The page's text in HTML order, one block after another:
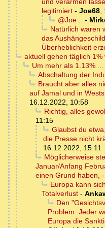
und verarmen
legitimiert - Joe68,
@Joe .. -
Natürlich waren
das
Überheblichkeit
aktuell gehen täglich 1%
Um mehr als 1.13% ...
Abschaltung der
Braucht aber alles
auf Jamal und in
16.12.2022, 10:58
Richtig, alles
11:15
Glaubst du
die Presse nicht
16.12.2022, 15:11
Möglicherweise
Januar/Anfang
einen Grund haben, -
Europa kann
Totalverlust -
Den
Problem. Jeder
Europa die